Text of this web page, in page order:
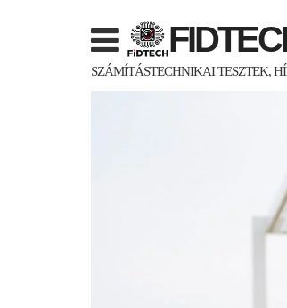
SZÁMÍTÁSTECHNIKAI TESZTEK,